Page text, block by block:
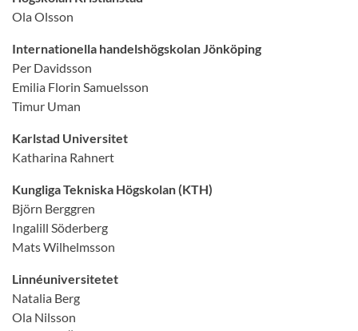
Ola Olsson
Internationella handelshögskolan Jönköping
Per Davidsson
Emilia Florin Samuelsson
Timur Uman
Karlstad Universitet
Katharina Rahnert
Kungliga Tekniska Högskolan (KTH)
Björn Berggren
Ingalill Söderberg
Mats Wilhelmsson
Linnéuniversitetet
Natalia Berg
Ola Nilsson